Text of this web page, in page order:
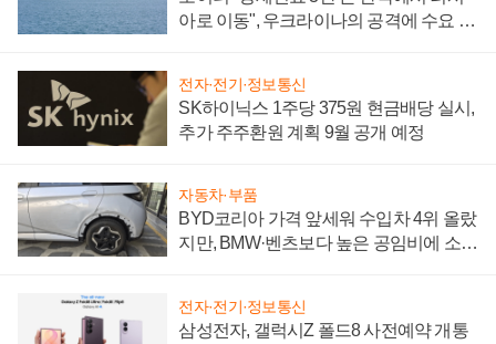
아로 이동", 우크라이나의 공격에 수요 늘
전자·전기·정보통신
SK하이닉스 1주당 375원 현금배당 실시,
추가 주주환원 계획 9월 공개 예정
자동차·부품
BYD코리아 가격 앞세워 수입차 4위 올랐
지만, BMW·벤츠보다 높은 공임비에 소비
전자·전기·정보통신
삼성전자, 갤럭시Z 폴드8 사전예약 개통